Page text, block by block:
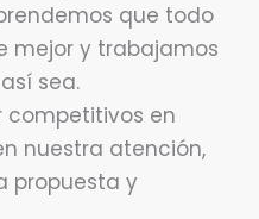
que todo
mejor y trabajamos
sea.
competitivos en
nuestra atención,
propuesta y